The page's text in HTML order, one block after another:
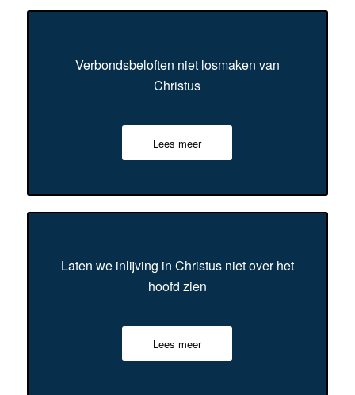
Verbondsbeloften niet losmaken van
Christus
Lees meer
Laten we inlijving in Christus niet over het
hoofd zien
Lees meer